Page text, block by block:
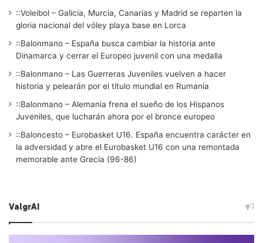
::Voleibol – Galicia, Murcia, Canarias y Madrid se reparten la
gloria nacional del vóley playa base en Lorca
::Balonmano – España busca cambiar la historia ante
Dinamarca y cerrar el Europeo juvenil con una medalla
::Balonmano – Las Guerreras Juveniles vuelven a hacer
historia y pelearán por el título mundial en Rumanía
::Balonmano – Alemania frena el sueño de los Hispanos
Juveniles, que lucharán ahora por el bronce europeo
::Baloncesto – Eurobasket U16. España encuentra carácter en
la adversidad y abre el Eurobasket U16 con una remontada
memorable ante Grecia (96-86)
ValgrAI